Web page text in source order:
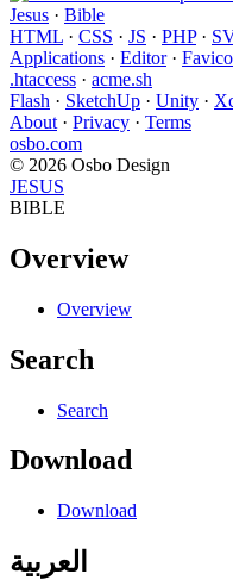
Jesus · Bible
HTML · CSS · JS · PHP·
Applications · Editor·
.htaccess · acme.sh
Flash · SketchUp · Unity ·
About · Privacy · Terms
osbo.com
© 2026 Osbo Design
JESUS
BIBLE
Overview
Overview
Search
Search
Download
Download
العربية